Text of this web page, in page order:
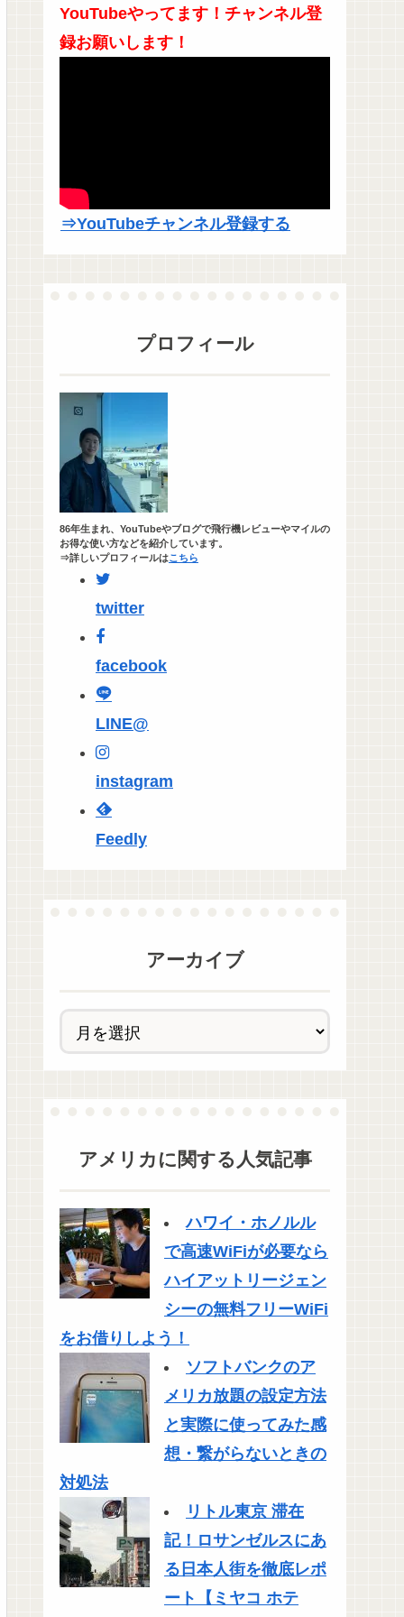
YouTubeやってます！チャンネル登
録お願いします！
⇒YouTubeチャンネル登録する
プロフィール
86年生まれ、YouTubeやブログで飛行機レビューやマイルの
お得な使い方などを紹介しています。
⇒詳しいプロフィールはこちら
twitter
facebook
LINE@
instagram
Feedly
アーカイブ
アメリカ に関する人気記事
ハワイ・ホノルル
で高速WiFiが必要なら
ハイアットリージェン
シーの無料フリーWiFi
をお借りしよう！
ソフトバンクのア
メリカ放題の設定方法
と実際に使ってみた感
想・繋がらないときの
対処法
リトル東京 滞在
記！ロサンゼルスにあ
る日本人街を徹底レポ
ート【ミヤコ ホテ